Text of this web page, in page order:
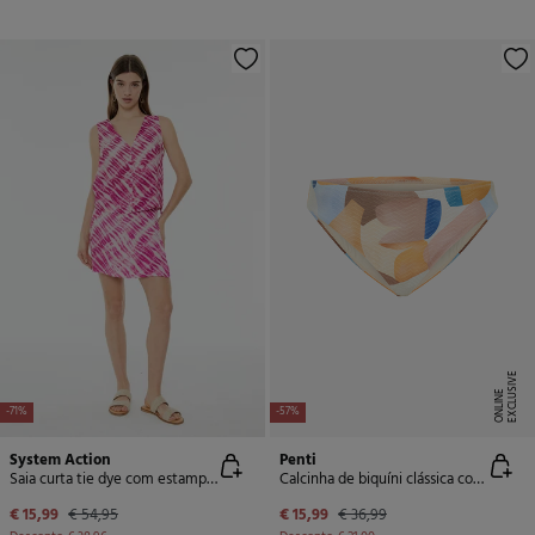
-71%
System Action
Saia curta tie dye com estampado tie- páreo
€ 15,99 € 54,95
-57% E
X
C
L
U
SI
V
E
O
N
LI
N
E
Penti
Calcinha de biquíni clássica com estampa étnica
€ 15,99 € 36,99